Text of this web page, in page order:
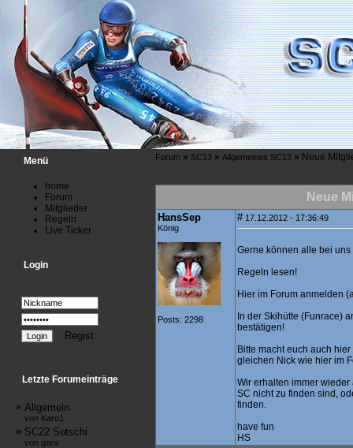
Menü
home
Forum
Mitglieder
Regeln
Live Ticker
Login
Regist
Letzte Forumeinträge
» Allgemein
von Karo1
» SC22 Sotschi
von gera
Forum» SC13» Allgemeines SC13» Neue
Neue
HansSep
König
Posts: 2298
#17.12.2012 - 17:36:49
Gerne können alle bei uns
Regeln lesen!
Hier im Forum anmelden
In der Skihütte (Funrace)
bestätigen!
Bitte macht euch auch
gleichen Nick wie hier im
Wir erhalten immer
SC nicht zu finden sind,
finden.
have fun
HS